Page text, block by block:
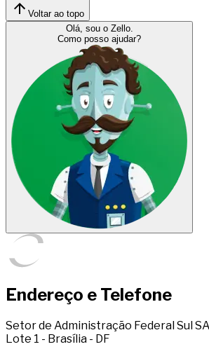
Voltar ao topo
Olá, sou o Zello.
Como posso ajudar?
Endereço e Telefone
Setor de Administração Federal Sul
Lote 1 - Brasília - DF